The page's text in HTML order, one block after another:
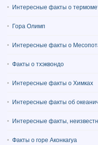
Интересные факты о
Гора Олимп
Интересные факты о
Факты о тхэквондо
Интересные факты о Химках
Интересные факты об
Интересные факты,
Факты о горе Аконкагуа